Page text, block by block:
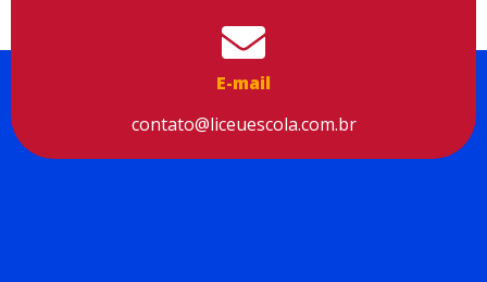
E-mail
contato@liceuescola.com.br